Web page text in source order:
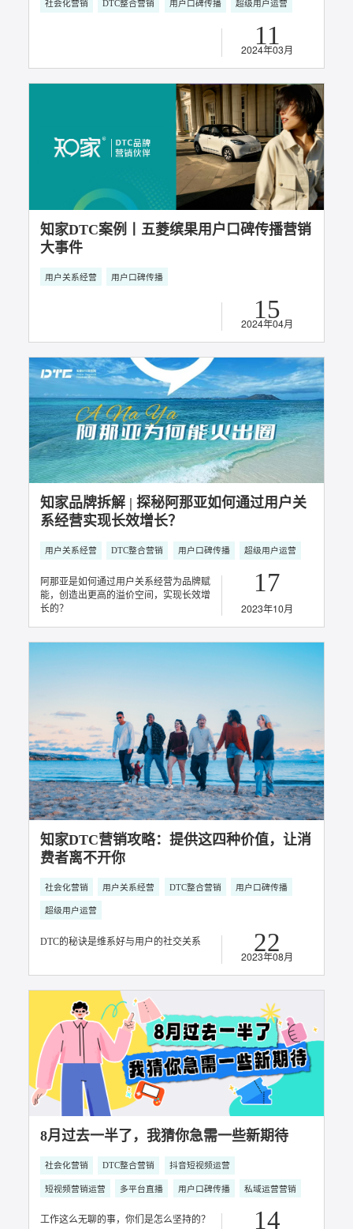
知家携手五菱汽车斩获2024金鼠标国际数字
营销大赛“数字媒体整合类银奖”
用户关系经营 用户口碑传播
03
知家DTC案例丨人民五菱上春晚，五菱春晚
红口罩创意事件
社会化营销 用户口碑传播
22
2024年04月
知家DTC案例丨泸州老窖挚友精品访谈影像
IP《酒客秀》
社会化营销 DTC整合营销 用户口碑传播 超级用户运营
11
知家DTC案例丨五菱缤果用户口碑传播营销
大事件
用户关系经营
15